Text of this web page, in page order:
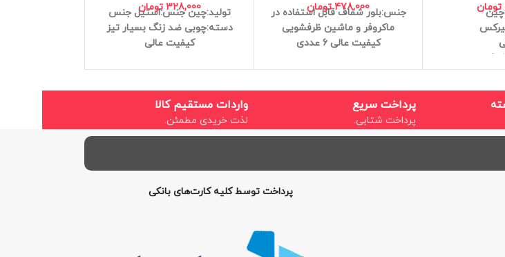
تومان 478,000 تومان جنس:بلور شفاف قابل استفاده در
ماکروفر و ماشین ظرفشویی
کیفیت عالی 6 عددی
328,000 تومان تولید:چین جنس:استیل جنس
دسته:چوبی ضد زنگ بسیار تیز
کیفیت عالی
پرداخت سریع
پرداخت شتابی.
واردات مستقیم کالا
لذت خریدی مطمئن.
پرداخت توسط کلیه کارت‌های بانکی